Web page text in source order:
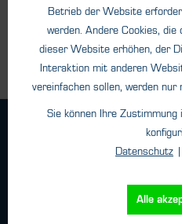
Betrieb der Website
werden. Andere Cookies,
dieser Website erhöhen, der
Interaktion mit anderen
vereinfachen sollen, werden
Sie können Ihre Zustimmung
Datenschutz |
Alle